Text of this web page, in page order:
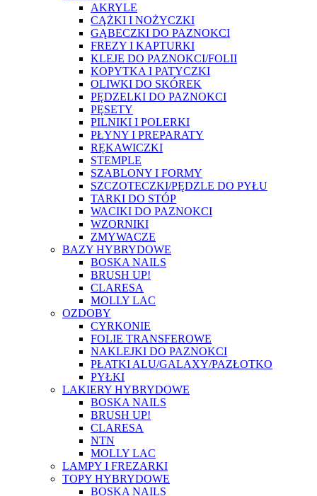
AKRYLE
CĄŻKI I NOŻYCZKI
GĄBECZKI DO PAZNOKCI
FREZY I KAPTURKI
KLEJE DO PAZNOKCI/FOLII
KOPYTKA I PATYCZKI
OLIWKI DO SKÓREK
PĘDZELKI DO PAZNOKCI
PĘSETY
PILNIKI I POLERKI
PŁYNY I PREPARATY
RĘKAWICZKI
STEMPLE
SZABLONY I FORMY
SZCZOTECZKI/PĘDZLE DO PYŁU
TARKI DO STÓP
WACIKI DO PAZNOKCI
WZORNIKI
ZMYWACZE
BAZY HYBRYDOWE
BOSKA NAILS
BRUSH UP!
CLARESA
MOLLY LAC
OZDOBY
CYRKONIE
FOLIE TRANSFEROWE
NAKLEJKI DO PAZNOKCI
PŁATKI ALU/GALAXY/PAZŁOTKO
PYŁKI
LAKIERY HYBRYDOWE
BOSKA NAILS
BRUSH UP!
CLARESA
NTN
MOLLY LAC
LAMPY I FREZARKI
TOPY HYBRYDOWE
BOSKA NAILS